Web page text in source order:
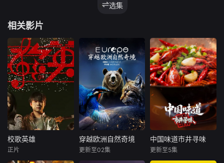
选集
相关影片
校歌英雄
校歌英雄
正片
穿越欧洲自然奇境
穿越欧洲自然奇境
更新至02集
中国味道市井寻味
中国味道市井寻味
更新至5集